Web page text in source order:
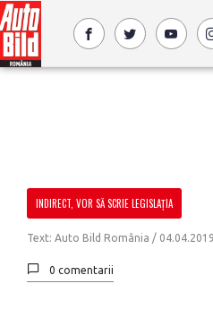
INDIRECT, VOR SĂ SCRIE LEGISLAȚIA
Text: Auto Bild România / 04.04.2019
0 comentarii